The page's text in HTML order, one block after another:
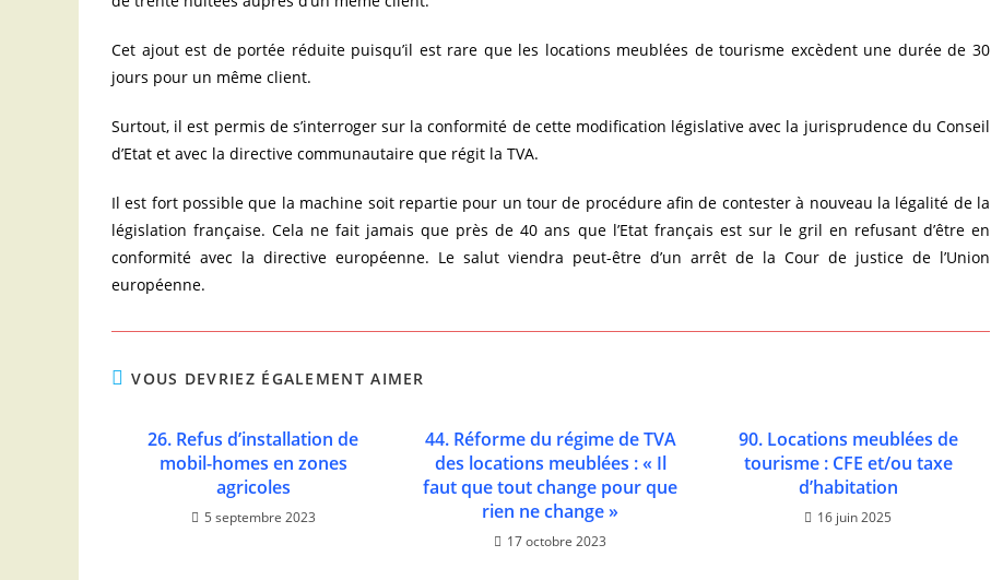
Cet ajout est de portée réduite puisqu’il est rare que les locations meublées de tourisme excèdent une durée de 30
jours pour un même client.
Surtout, il est permis de s’interroger sur la conformité de cette modification législative avec la jurisprudence du Conseil
d’Etat et avec la directive communautaire que régit la TVA.
Il est fort possible que la machine soit repartie pour un tour de procédure afin de contester à nouveau la légalité de la
législation française. Cela ne fait jamais que près de 40 ans que l’Etat français est sur le gril en refusant d’être en
conformité avec la directive européenne. Le salut viendra peut-être d’un arrêt de la Cour de justice de l’Union
européenne.
VOUS DEVRIEZ ÉGALEMENT AIMER
26. Refus d’installation de
mobil-homes en zones
agricoles
5 septembre 2023
44. Réforme du régime de TVA
des locations meublées : « Il
faut que tout change pour que
rien ne change »
17 octobre 2023
90. Locations meublées de
tourisme : CFE et/ou taxe
d’habitation
16 juin 2025